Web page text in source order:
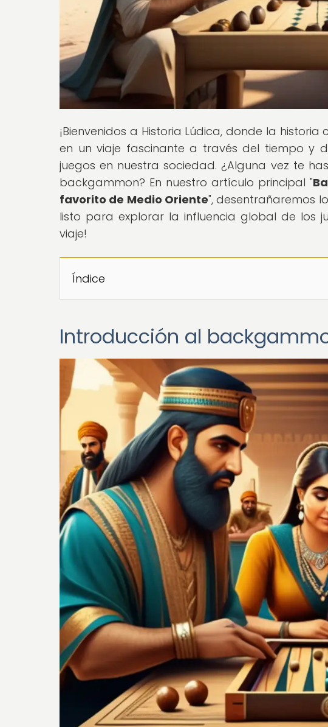
¡Bienvenidos a Historia Lúdica, donde la
en un viaje fascinante a través del tiempo y
juegos en nuestra sociedad. ¿Alguna vez te
backgammon? En nuestro artículo principal "
favorito de Medio Oriente", desentrañaremos
listo para explorar la influencia global de los
viaje!
Índice
Introducción al